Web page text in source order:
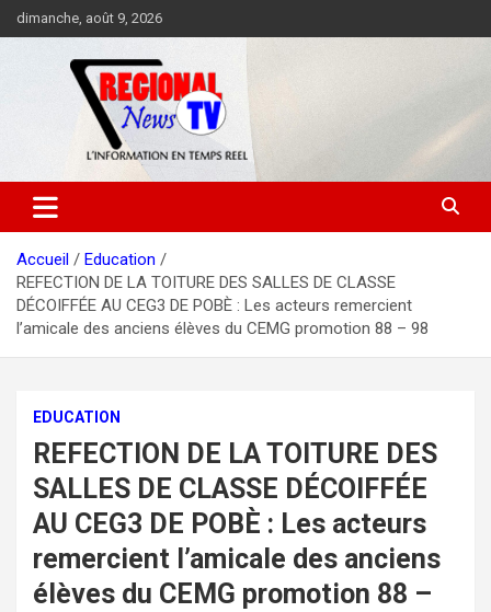
Aller
au
dimanche, août 9, 2026
Accueil
Education
REFECTION DE LA TOITURE DES SALLES DE CLASSE
DÉCOIFFÉE AU CEG3 DE POBÈ : Les acteurs remercient
l’amicale des anciens élèves du CEMG promotion 88 – 98
EDUCATION
REFECTION DE LA TOITURE DES
SALLES DE CLASSE DÉCOIFFÉE
AU CEG3 DE POBÈ : Les acteurs
remercient l’amicale des anciens
élèves du CEMG promotion 88 –